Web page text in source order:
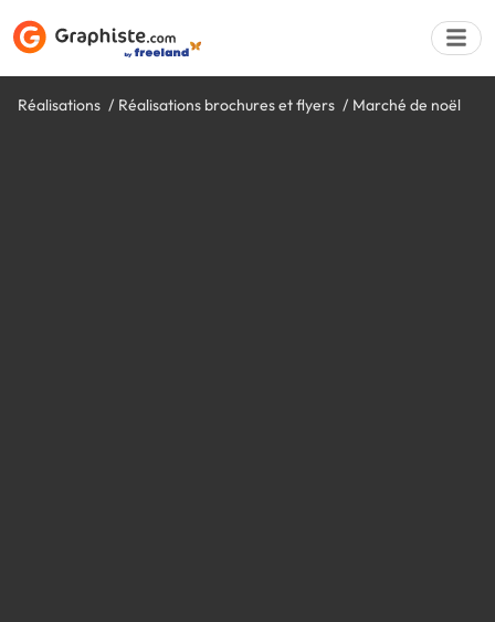
Réalisations Réalisations brochures et flyers Marché de noël